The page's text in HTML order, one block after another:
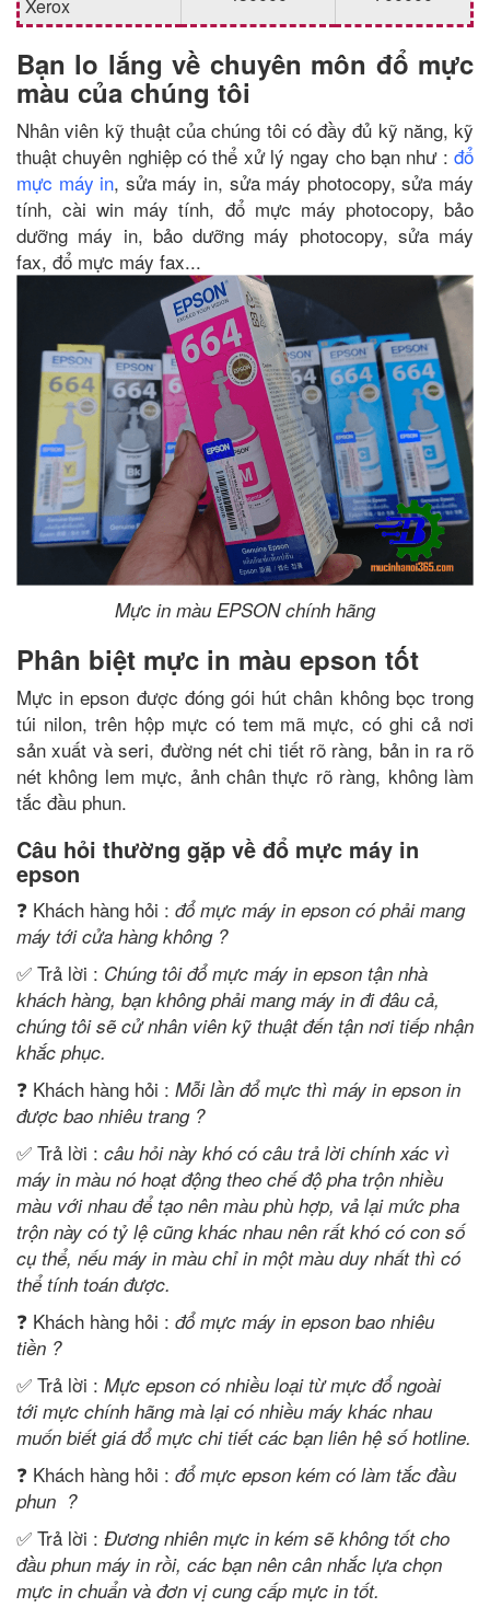
Xerox
Bạn lo lắng về chuyên môn đổ mực
màu của chúng tôi
Nhân viên kỹ thuật của chúng tôi có đầy đủ kỹ năng, kỹ
thuật chuyên nghiệp có thể xử lý ngay cho bạn như : đổ
mực máy in, sửa máy in, sửa máy photocopy, sửa máy
tính, cài win máy tính, đổ mực máy photocopy, bảo
dưỡng máy in, bảo dưỡng máy photocopy, sửa máy
fax, đổ mực máy fax...
Mực in màu EPSON chính hãng
Phân biệt mực in màu epson tốt
Mực in epson được đóng gói hút chân không bọc trong
túi nilon, trên hộp mực có tem mã mực, có ghi cả nơi
sản xuất và seri, đường nét chi tiết rõ ràng, bản in ra rõ
nét không lem mực, ảnh chân thực rõ ràng, không làm
tắc đầu phun.
Câu hỏi thường gặp về đổ mực máy in
epson
❓ Khách hàng hỏi : đổ mực máy in epson có phải mang
máy tới cửa hàng không ?
✅ Trả lời : Chúng tôi đổ mực máy in epson tận nhà
khách hàng, bạn không phải mang máy in đi đâu cả,
chúng tôi sẽ cử nhân viên kỹ thuật đến tận nơi tiếp nhận
khắc phục.
❓ Khách hàng hỏi : Mỗi lần đổ mực thì máy in epson in
được bao nhiêu trang ?
✅ Trả lời : câu hỏi này khó có câu trả lời chính xác vì
máy in màu nó hoạt động theo chế độ pha trộn nhiều
màu với nhau để tạo nên màu phù hợp, vả lại mức pha
trộn này có tỷ lệ cũng khác nhau nên rất khó có con số
cụ thể, nếu máy in màu chỉ in một màu duy nhất thì có
thể tính toán được.
❓ Khách hàng hỏi : đổ mực máy in epson bao nhiêu
tiền ?
✅ Trả lời : Mực epson có nhiều loại từ mực đổ ngoài
tới mực chính hãng mà lại có nhiều máy khác nhau
muốn biết giá đổ mực chi tiết các bạn liên hệ số hotline.
❓ Khách hàng hỏi : đổ mực epson kém có làm tắc đầu
phun ?
✅ Trả lời : Đương nhiên mực in kém sẽ không tốt cho
đầu phun máy in rồi, các bạn nên cân nhắc lựa chọn
mực in chuẩn và đơn vị cung cấp mực in tốt.